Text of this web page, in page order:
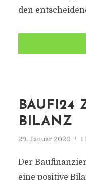
den
BAUFI24
BILANZ
29. Januar 2020 1
Der
eine positive